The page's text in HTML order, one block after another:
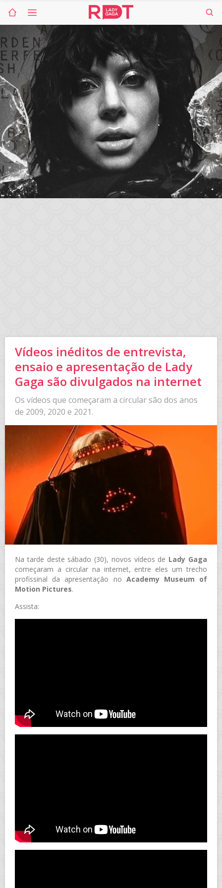
Vídeos inéditos de entrevista,
ensaio e apresentação de Lady
Gaga são divulgados na internet
Os vídeos que começaram a circular são dos anos
de 2009, 2020 e 2021.
Na tarde deste sábado (30), novos vídeos de Lady Gaga
começaram a circular na internet, entre eles um trecho
profissinal da apresentação no Academy Museum of
Motion Pictures.
Assista: